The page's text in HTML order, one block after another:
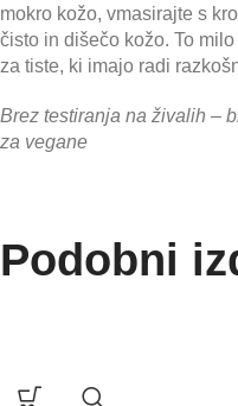
mokro kožo, vmasirajte s
čisto in dišečo kožo. To
za tiste, ki imajo radi
Brez testiranja na živalih –
za vegane
Podobni